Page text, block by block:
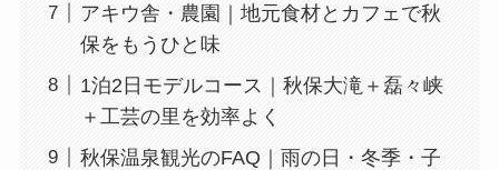
アキウ舎・農園｜地元食材とカフェで秋
保をもうひと味
1泊2日モデルコース｜秋保大滝＋磊々峡
＋工芸の里を効率よく
秋保温泉観光のFAQ｜雨の日・冬季・子